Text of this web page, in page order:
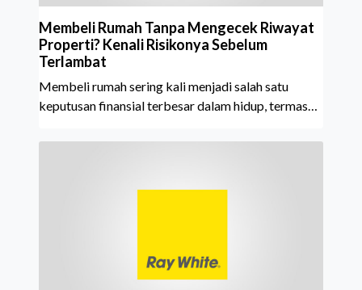
Membeli Rumah Tanpa Mengecek Riwayat
Properti? Kenali Risikonya Sebelum
Terlambat
Membeli rumah sering kali menjadi salah satu
keputusan finansial terbesar dalam hidup, termasuk
aktif merencanakan kepemilikan hunian maupun
kepemilikan hingga riwaya